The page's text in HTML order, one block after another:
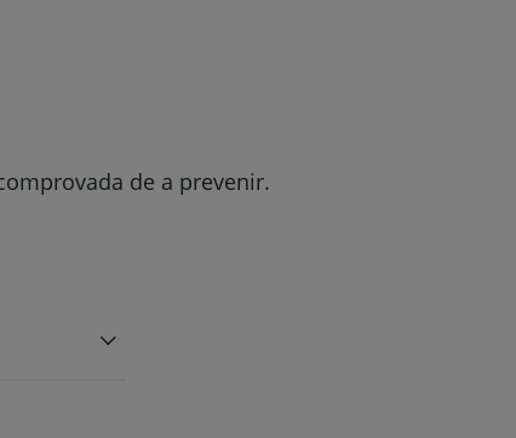
de a prevenir.